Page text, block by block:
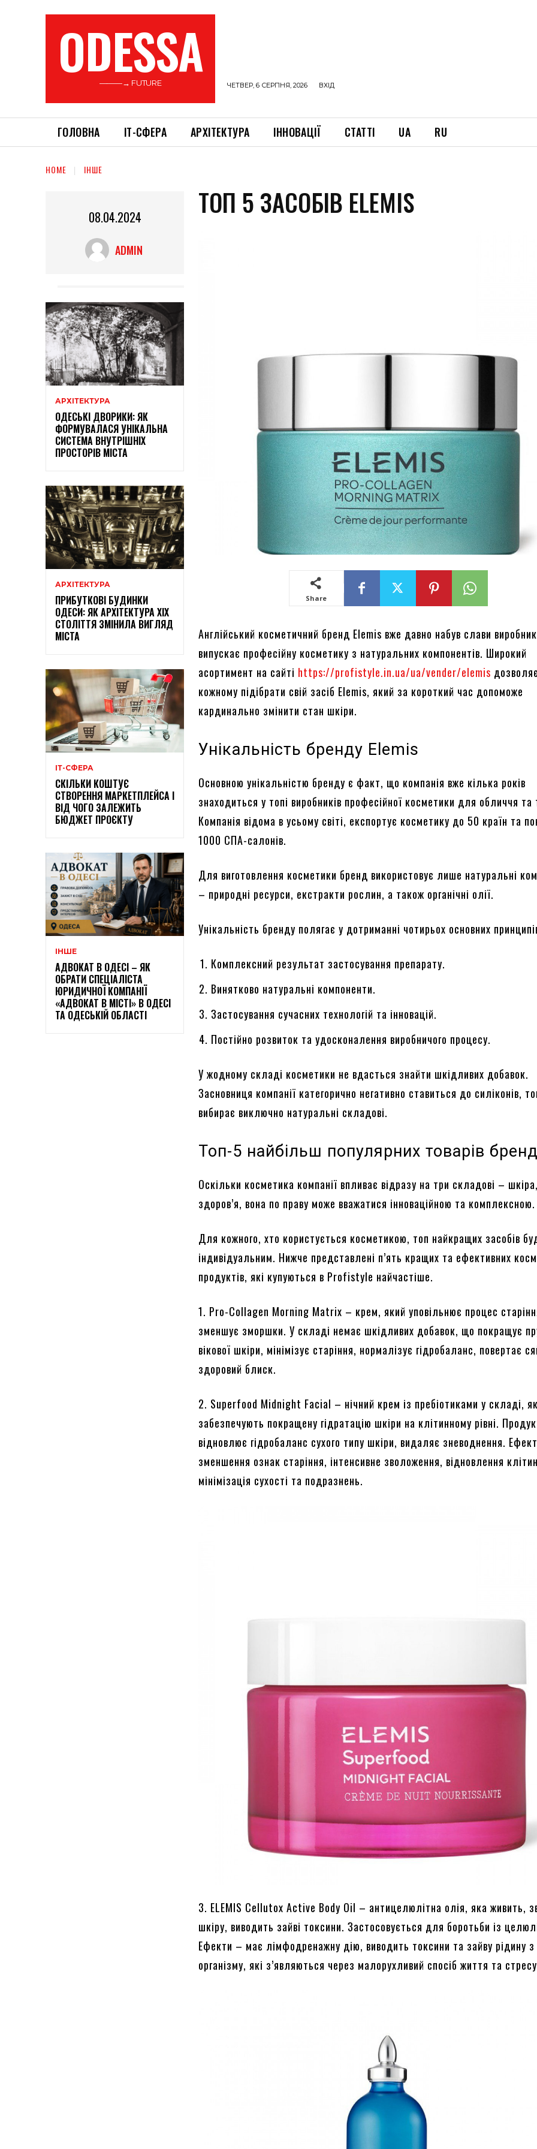
ODESSA
———→ FUTURE ЧЕТВЕР, 6 СЕРПНЯ, 2026 ВХІД
ГОЛОВНА ІТ-СФЕРА АРХІТЕКТУРА ІННОВАЦІЇ СТАТТІ UA RU
HOME ІНШЕ
08.04.2024
ADMIN
АРХІТЕКТУРА
ОДЕСЬКІ ДВОРИКИ: ЯК
ФОРМУВАЛАСЯ УНІКАЛЬНА
СИСТЕМА ВНУТРІШНІХ
ПРОСТОРІВ МІСТА
АРХІТЕКТУРА
ПРИБУТКОВІ БУДИНКИ
ОДЕСИ: ЯК АРХІТЕКТУРА XIX
СТОЛІТТЯ ЗМІНИЛА ВИГЛЯД
МІСТА
ІТ-СФЕРА
СКІЛЬКИ КОШТУЄ
СТВОРЕННЯ МАРКЕТПЛЕЙСА І
ВІД ЧОГО ЗАЛЕЖИТЬ
БЮДЖЕТ ПРОЄКТУ
ІНШЕ
АДВОКАТ В ОДЕСІ – ЯК
ОБРАТИ СПЕЦІАЛІСТА
ЮРИДИЧНОЇ КОМПАНІЇ
«АДВОКАТ В МІСТІ» В ОДЕСІ
ТА ОДЕСЬКІЙ ОБЛАСТІ
ТОП 5 ЗАСОБІВ ELEMIS
Share
Англійський косметичний бренд Elemis вже давно набув слави
випускає професійну косметику з натуральних компонентів. Широкий
асортимент на сайті https://profistyle.in.ua/ua/vender/elemis дозволяє
кожному підібрати свій засіб Elemis, який за короткий час допоможе
кардинально змінити стан шкіри.
Унікальність бренду Elemis
Основною унікальністю бренду є факт, що компанія вже кілька років
знаходиться у топі виробників професійної косметики для обличчя та
Компанія відома в усьому світі, експортує косметику до 50 країн та
1000 СПА-салонів.
Для виготовлення косметики бренд використовує лише натуральні
– природні ресурси, екстракти рослин, а також органічні олії.
Унікальність бренду полягає у дотриманні чотирьох основних
Комплексний результат застосування препарату.
Винятково натуральні компоненти.
Застосування сучасних технологій та інновацій.
Постійно розвиток та удосконалення виробничого процесу.
У жодному складі косметики не вдасться знайти шкідливих добавок.
Засновниця компанії категорично негативно ставиться до силіконів,
вибирає виключно натуральні складові.
Топ-5 найбільш популярних товарів
Оскільки косметика компанії впливає відразу на три складові –
здоров’я, вона по праву може вважатися інноваційною та комплексною.
Для кожного, хто користується косметикою, топ найкращих засобів
індивідуальним. Нижче представлені п’ять кращих та ефективних
продуктів, які купуються в Profistyle найчастіше.
1. Pro-Collagen Morning Matrix – крем, який уповільнює процес
зменшує зморшки. У складі немає шкідливих добавок, що покращує
вікової шкіри, мінімізує старіння, нормалізує гідробаланс, повертає
здоровий блиск.
2. Superfood Midnight Facial – нічний крем із пребіотиками у складі,
забезпечують покращену гідратацію шкіри на клітинному рівні.
відновлює гідробаланс сухого типу шкіри, видаляє зневоднення.
зменшення ознак старіння, інтенсивне зволоження, відновлення
мінімізація сухості та подразнень.
3. ELEMIS Cellutox Active Body Oil – антицелюлітна олія, яка живить,
шкіру, виводить зайві токсини. Застосовується для боротьби із
Ефекти – має лімфодренажну дію, виводить токсини та зайву рідину з
організму, які з’являються через малорухливий спосіб життя та